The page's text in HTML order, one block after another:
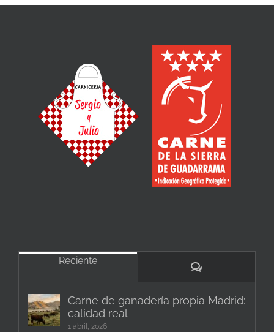
Reciente
Comentarios
Carne de ganadería propia Madrid:
calidad real
1 abril, 2026